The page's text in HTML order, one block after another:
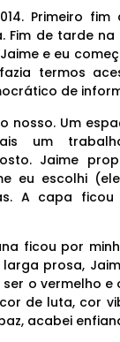
Primeiro fim
de tarde na
e eu
termos
de
nosso. Um
um
Jaime
eu escolhi
A capa
ficou por
prosa,
ser o vermelho
de luta, cor
acabei